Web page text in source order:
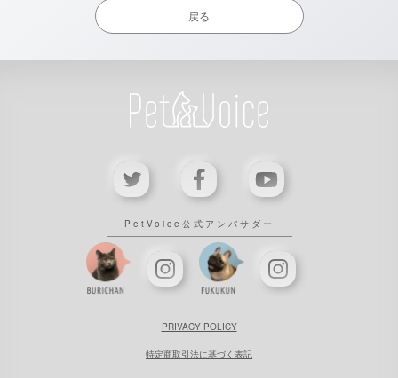
戻る
PRIVACY POLICY
特定商取引法に基づく表記